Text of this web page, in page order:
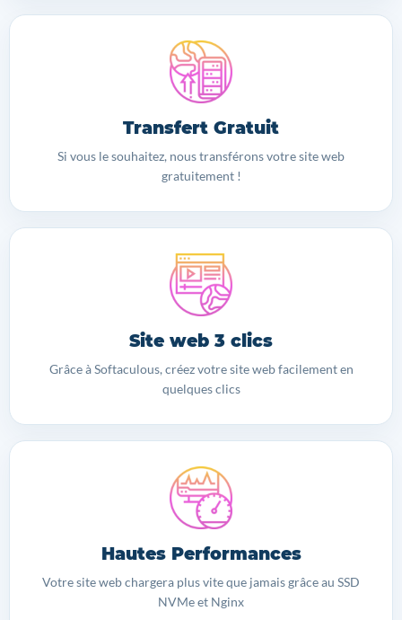
Transfert Gratuit
Si vous le souhaitez, nous transférons votre site web
gratuitement !
Site web 3 clics
Grâce à Softaculous, créez votre site web facilement en
quelques clics
Hautes Performances
Votre site web chargera plus vite que jamais grâce au SSD
NVMe et Nginx